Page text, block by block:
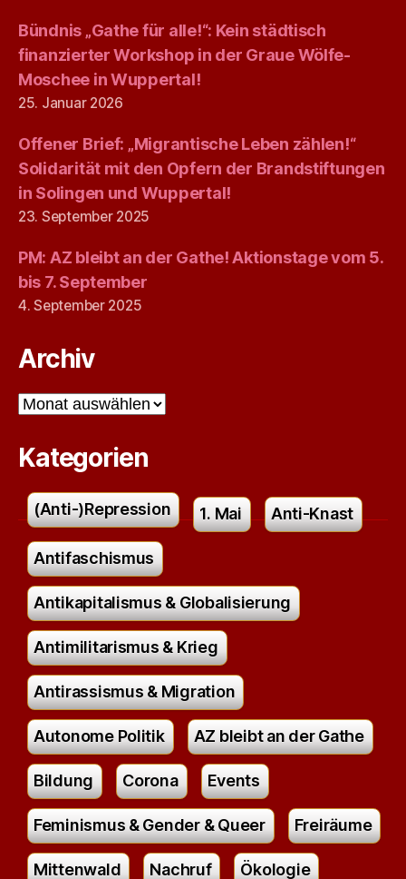
Bündnis „Gathe für alle!“: Kein städtisch
finanzierter Workshop in der Graue Wölfe-
Moschee in Wuppertal!
25. Januar 2026
Offener Brief: „Migrantische Leben zählen!“
Solidarität mit den Opfern der Brandstiftungen
in Solingen und Wuppertal!
23. September 2025
PM: AZ bleibt an der Gathe! Aktionstage vom 5.
bis 7. September
4. September 2025
Archiv
Archiv
Kategorien
(Anti-)Repression 1. Mai Anti-Knast
Antifaschismus
Antikapitalismus & Globalisierung
Antimilitarismus & Krieg
Antirassismus & Migration
Autonome Politik AZ bleibt an der Gathe
Bildung Corona Events
Feminismus & Gender & Queer Freiräume
Mittenwald Nachruf Ökologie